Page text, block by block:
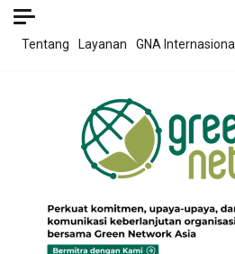
Skip
Tentang Layanan GNA Internasional